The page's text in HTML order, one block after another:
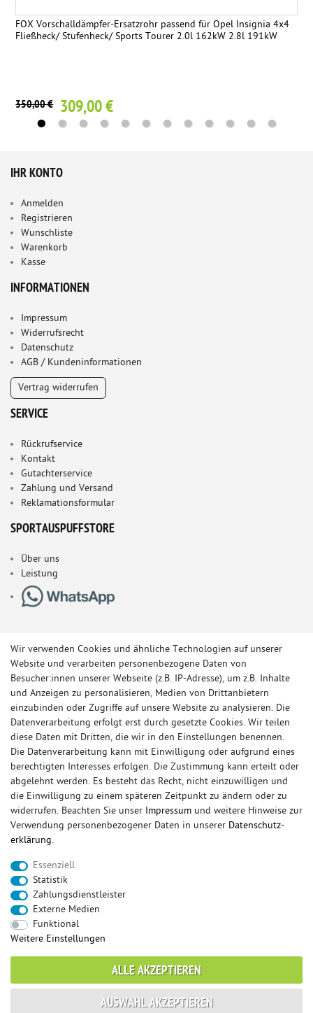
FOX Vorschalldämpfer-Ersatzrohr passend für Opel Insignia 4x4
Fließheck/ Stufenheck/ Sports Tourer 2.0l 162kW 2.8l 191kW
350,00 € 309,00 €
IHR KONTO
Anmelden
Registrieren
Wunschliste
Warenkorb
Kasse
INFORMATIONEN
Impressum
Widerrufsrecht
Datenschutz
AGB / Kundeninformationen
Vertrag widerrufen
SERVICE
Rückrufservice
Kontakt
Gutachterservice
Zahlung und Versand
Reklamationsformular
SPORTAUSPUFFSTORE
Über uns
Leistung
© Copyright 2026 Sportauspuff-Store.de - Alle Rechte vorbehalten.
Preisangaben inkl. gesetzlicher MwSt. und zzgl. Versandkosten
Das Internetportal für Sportendschalldämpfer, Komplettanlagen,
Rennsportanlagen, Sportendrohre, Universalteile, Fächerkrümmer,
Vorschalldämpfer, Sportkat, Ersatzrohr und Auspuffzubehör.
FOX, REMUS, FSW, FRIEDRICH MOTORSPORT, EISENMANN, ULTER
SPORT, NOVUS
sportauspuff sportkat
endrohr
downpipe
mittelschalldämpfer
fächerkrümmer
ulter
vorschalldämpfer
fsw
duplex milltek
Wir verwenden Cookies und ähnliche Technologien auf unserer
Website und verarbeiten personenbezogene Daten von
Besucher:innen unserer Webseite (z.B. IP-Adresse), um z.B. Inhalte
und Anzeigen zu personalisieren, Medien von Drittanbietern
einzubinden oder Zugriffe auf unsere Website zu analysieren. Die
Datenverarbeitung erfolgt erst durch gesetzte Cookies. Wir teilen
diese Daten mit Dritten, die wir in den Einstellungen benennen.
Die Datenverarbeitung kann mit Einwilligung oder aufgrund eines
berechtigten Interesses erfolgen. Die Zustimmung kann erteilt oder
abgelehnt werden. Es besteht das Recht, nicht einzuwilligen und
die Einwilligung zu einem späteren Zeitpunkt zu ändern oder zu
widerrufen. Beachten Sie unser Impressum und weitere Hinweise zur
Verwendung personenbezogener Daten in unserer Daten­schutz­
erklärung.
Essenziell
Statistik
Zahlungsdienstleister
Externe Medien
Funktional
Weitere Einstellungen
ALLE AKZEPTIEREN
AUSWAHL AKZEPTIEREN